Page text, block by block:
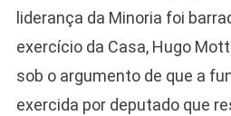
liderança da Minoria foi
exercício da Casa, Hugo
sob o argumento de que a
exercida por deputado que